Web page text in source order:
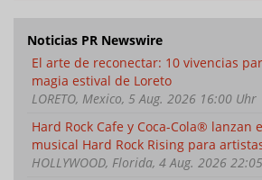
Noticias PR Newswire
El arte de reconectar: 10 vivencias
magia estival de Loreto
LORETO, Mexico, 5 Aug. 2026 16:00 Uhr
Hard Rock Cafe y Coca-Cola® lanzan
musical Hard Rock Rising para
HOLLYWOOD, Florida, 4 Aug. 2026